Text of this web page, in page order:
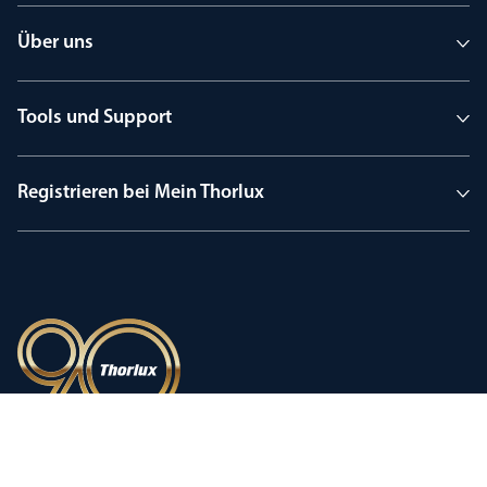
Über uns
Tools und Support
Registrieren bei Mein Thorlux